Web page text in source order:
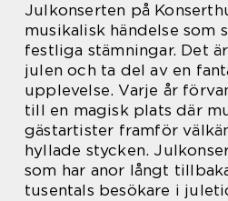
Julkonserten på
musikalisk händelse som
festliga stämningar. Det
julen och ta del av en
upplevelse. Varje år
till en magisk plats där
gästartister framför
hyllade stycken.
som har anor långt
tusentals besökare i